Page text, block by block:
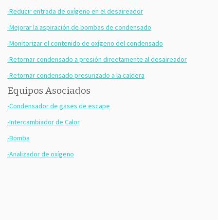
-Reducir entrada de oxígeno en el desaireador
-Mejorar la aspiración de bombas de condensado
-Monitorizar el contenido de oxígeno del condensado
-Retornar condensado a presión directamente al desaireador
-Retornar condensado presurizado a la caldera
Equipos Asociados
-Condensador de gases de escape
-Intercambiador de Calor
-Bomba
-Analizador de oxígeno